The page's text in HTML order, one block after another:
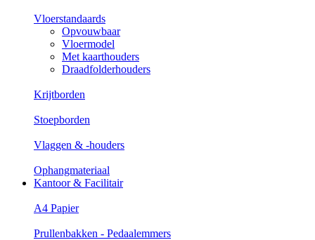
Vloerstandaards
Opvouwbaar
Vloermodel
Met kaarthouders
Draadfolderhouders
Krijtborden
Stoepborden
Vlaggen & -houders
Ophangmateriaal
Kantoor & Facilitair
A4 Papier
Prullenbakken - Pedaalemmers